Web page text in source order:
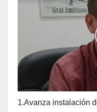
1.Avanza instalación